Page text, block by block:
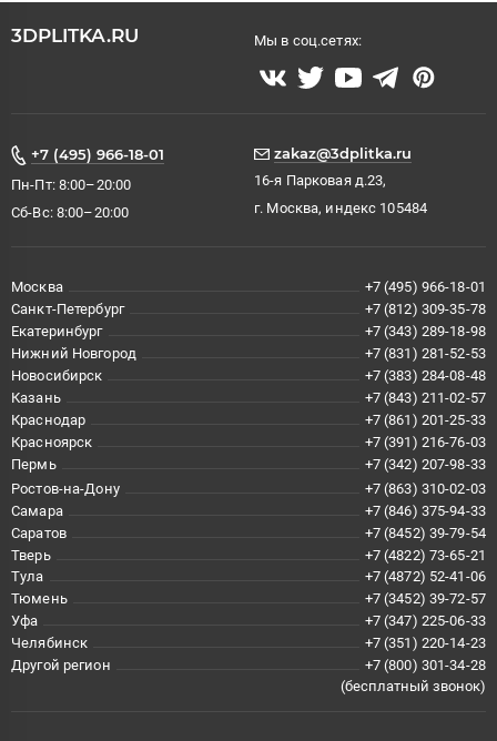
3DPLITKA.RU Мы в соц.сетях:
+7 (495) 966-18-01
Пн-Пт: 8:00–20:00
Сб-Вс: 8:00–20:00
zakaz@3dplitka.ru
16-я Парковая д.23,
г. Москва, индекс 105484
Москва
+7 (495) 966-18-01
Санкт-Петербург
+7 (812) 309-35-78
Екатеринбург
+7 (343) 289-18-98
Нижний Новгород
+7 (831) 281-52-53
Новосибирск
+7 (383) 284-08-48
Казань
+7 (843) 211-02-57
Краснодар
+7 (861) 201-25-33
Красноярск
+7 (391) 216-76-03
Пермь
+7 (342) 207-98-33
Ростов-на-Дону
+7 (863) 310-02-03
Самара
+7 (846) 375-94-33
Саратов
+7 (8452) 39-79-54
Тверь
+7 (4822) 73-65-21
Тула
+7 (4872) 52-41-06
Тюмень
+7 (3452) 39-72-57
Уфа
+7 (347) 225-06-33
Челябинск
+7 (351) 220-14-23
Другой регион
+7 (800) 301-34-28
(бесплатный звонок)